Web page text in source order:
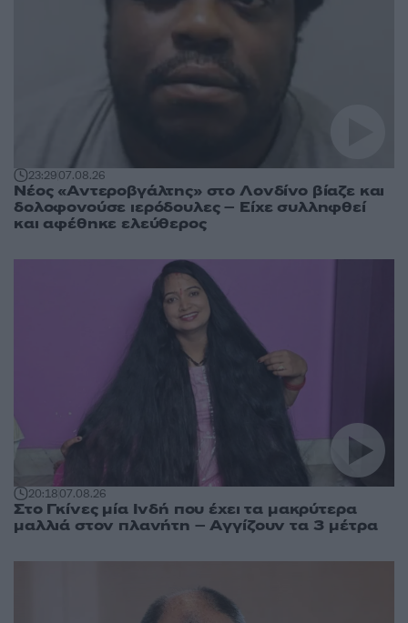
23:2907.08.26
Νέος «Αντεροβγάλτης» στο Λονδίνο βίαζε και
δολοφονούσε ιερόδουλες – Είχε συλληφθεί
και αφέθηκε ελεύθερος
20:1807.08.26
Στο Γκίνες μία Ινδή που έχει τα μακρύτερα
μαλλιά στον πλανήτη – Αγγίζουν τα 3 μέτρα